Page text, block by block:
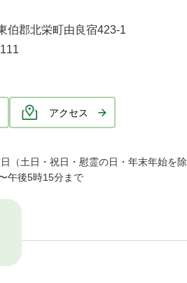
郡北栄町由良宿423-1
アクセス
（土日・祝日・慰霊の日・年末年始を除
午後5時15分まで